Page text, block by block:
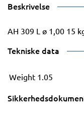
Beskrivelse
AH 309 L ø 1,00 15
Tekniske data
Weight 1.05